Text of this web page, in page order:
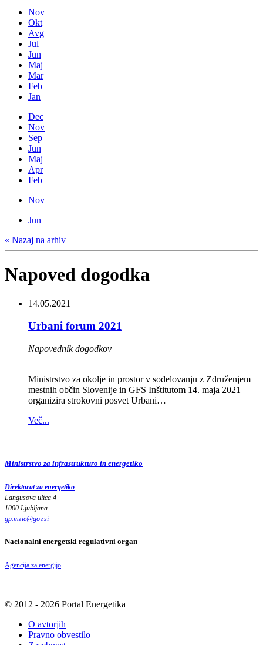
Nov
Okt
Avg
Jul
Jun
Maj
Mar
Feb
Jan
Dec
Nov
Sep
Jun
Maj
Apr
Feb
Nov
Jun
« Nazaj na arhiv
Napoved dogodka
14.05.2021
Urbani forum 2021
Napovednik dogodkov
Ministrstvo za okolje in prostor v sodelovanju z Združenjem
mestnih občin Slovenije in GFS Inštitutom 14. maja 2021
organizira strokovni posvet Urbani…
Več...
Ministrstvo za infrastrukturo in energetiko
Direktorat za energetiko
Langusova ulica 4
1000 Ljubljana
gp.mzie@gov.si
Nacionalni energetski regulativni organ
Agencija za energijo
© 2012 - 2026 Portal Energetika
O avtorjih
Pravno obvestilo